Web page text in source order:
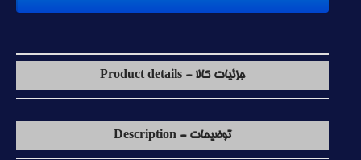
جزئیات کالا - Product details
توضیحات - Description